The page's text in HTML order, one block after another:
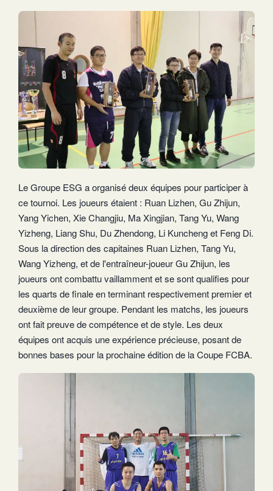
Le Groupe ESG a organisé deux équipes pour participer à
ce tournoi. Les joueurs étaient : Ruan Lizhen, Gu Zhijun,
Yang Yichen, Xie Changjiu, Ma Xingjian, Tang Yu, Wang
Yizheng, Liang Shu, Du Zhendong, Li Kuncheng et Feng Di.
Sous la direction des capitaines Ruan Lizhen, Tang Yu,
Wang Yizheng, et de l'entraîneur-joueur Gu Zhijun, les
joueurs ont combattu vaillamment et se sont qualifies pour
les quarts de finale en terminant respectivement premier et
deuxième de leur groupe. Pendant les matchs, les joueurs
ont fait preuve de compétence et de style. Les deux
équipes ont acquis une expérience précieuse, posant de
bonnes bases pour la prochaine édition de la Coupe FCBA.